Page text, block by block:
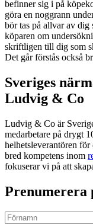
befinner sig i på
göra en noggrann
bör tas på allvar av dig
köparen om
skriftligen till dig som
Det går förstås också
Sveriges
Ludvig & Co
Ludvig & Co är
medarbetare på drygt
helhetsleverantören
bred kompetens inom
fokuserar vi på att
Prenumerera